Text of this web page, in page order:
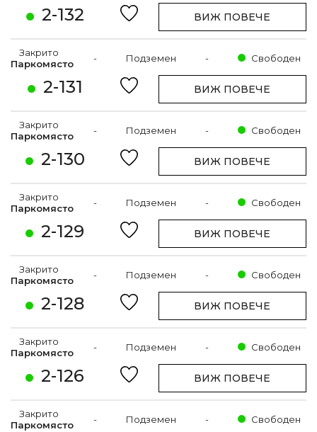
2-132 ВИЖ ПОВЕЧЕ
2-131
Закрито
Паркомясто
- Подземен - Свободен
ВИЖ ПОВЕЧЕ
2-130
Закрито
Паркомясто
- Подземен - Свободен
ВИЖ ПОВЕЧЕ
2-129
Закрито
Паркомясто
- Подземен - Свободен
ВИЖ ПОВЕЧЕ
2-128
Закрито
Паркомясто
- Подземен - Свободен
ВИЖ ПОВЕЧЕ
2-126
Закрито
Паркомясто
- Подземен - Свободен
ВИЖ ПОВЕЧЕ
Закрито
Паркомясто
- Подземен - Свободен